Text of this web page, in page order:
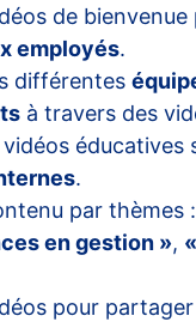
de bienvenue
employés.
différentes
à travers des
vidéos éducatives
.
par thèmes :
en gestion »,
pour